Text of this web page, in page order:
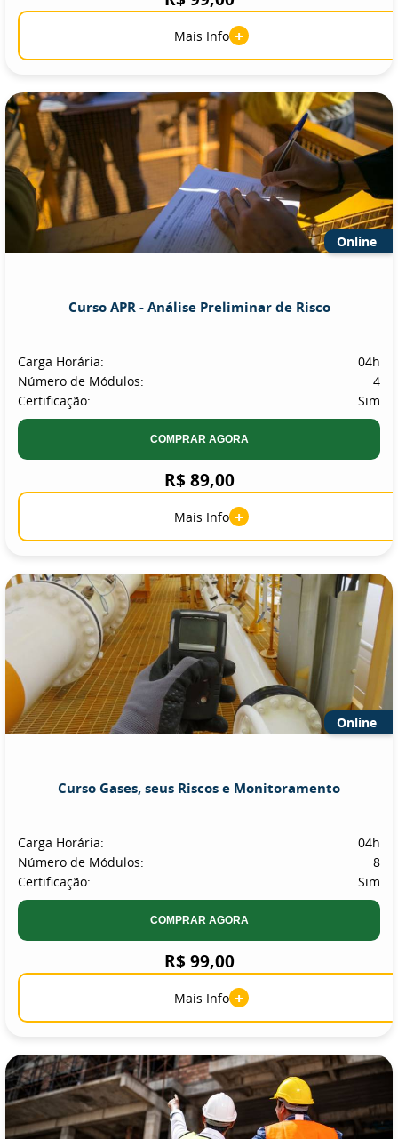
Mais Info +
Online
Curso APR - Análise Preliminar de Risco
Carga Horária:
04h
Número de Módulos:
4
Certificação:
Sim
COMPRAR AGORA
R$ 89,00
Mais Info +
Online
Curso Gases, seus Riscos e Monitoramento
Carga Horária:
04h
Número de Módulos:
8
Certificação:
Sim
COMPRAR AGORA
R$ 99,00
Mais Info +